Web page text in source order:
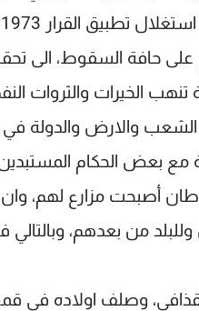
حافة السقوط، الى
الخيرات والثروات
والارض والدولة في
بعض الحكام
أصبحت مزارع لهم،
وللبلد من بعدهم،
وصلف اولاده في